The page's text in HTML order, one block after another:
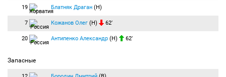
19 Блатняк Драган (Н)
7 Кожанов Олег (Н) 62′
20 Антипенко Александр (Н) 62′
Запасные